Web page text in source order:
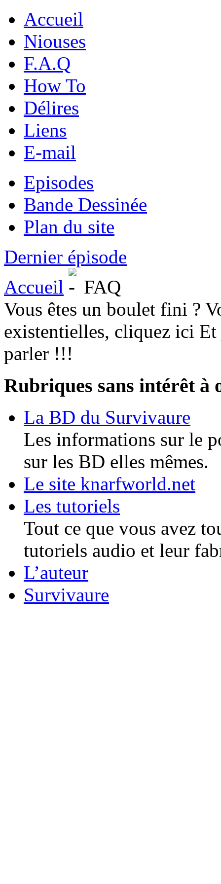
Accueil
Niouses
F.A.Q
How To
Délires
Liens
E-mail
Episodes
Bande Dessinée
Plan du site
Dernier épisode
Accueil
FAQ
Vous êtes un boulet fini ?
existentielles, cliquez ici
parler !!!
Rubriques sans intérêt à
La BD du Survivaure
Les informations sur le
sur les BD elles mêmes.
Le site knarfworld.net
Les tutoriels
Tout ce que vous avez
tutoriels audio et leur
L’auteur
Survivaure